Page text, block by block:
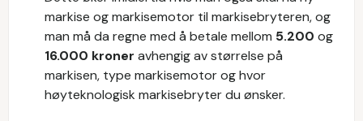
markise og markisemotor til markisebryteren, og
man må da regne med å betale mellom 5.200 og
16.000 kroner avhengig av størrelse på
markisen, type markisemotor og hvor
høyteknologisk markisebryter du ønsker.